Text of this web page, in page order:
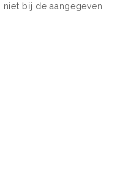
bij de aangegeven